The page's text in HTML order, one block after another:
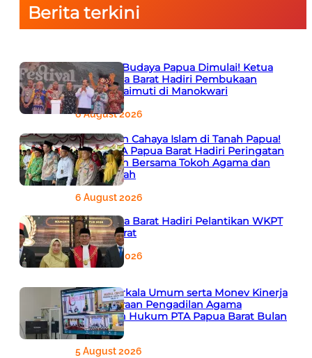
Berita terkini
Semarak Budaya Papua Dimulai! Ketua
PTA Papua Barat Hadiri Pembukaan
Festival Raimuti di Manokwari
6 August 2026
666 Tahun Cahaya Islam di Tanah Papua!
Ketua PTA Papua Barat Hadiri Peringatan
Bersejarah Bersama Tokoh Agama dan
Pemerintah
6 August 2026
PTA Papua Barat Hadiri Pelantikan WKPT
Papua Barat
6 August 2026
Rapat Berkala Umum serta Monev Kinerja
Kepaniteraan Pengadilan Agama
Sewilayah Hukum PTA Papua Barat Bulan
Agustus
5 August 2026